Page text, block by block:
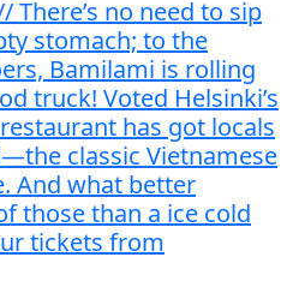
no need to sip
stomach; to the
Bamilami is rolling
truck! Voted Helsinki’s
has got locals
classic Vietnamese
And what better
those than a ice cold
tickets from